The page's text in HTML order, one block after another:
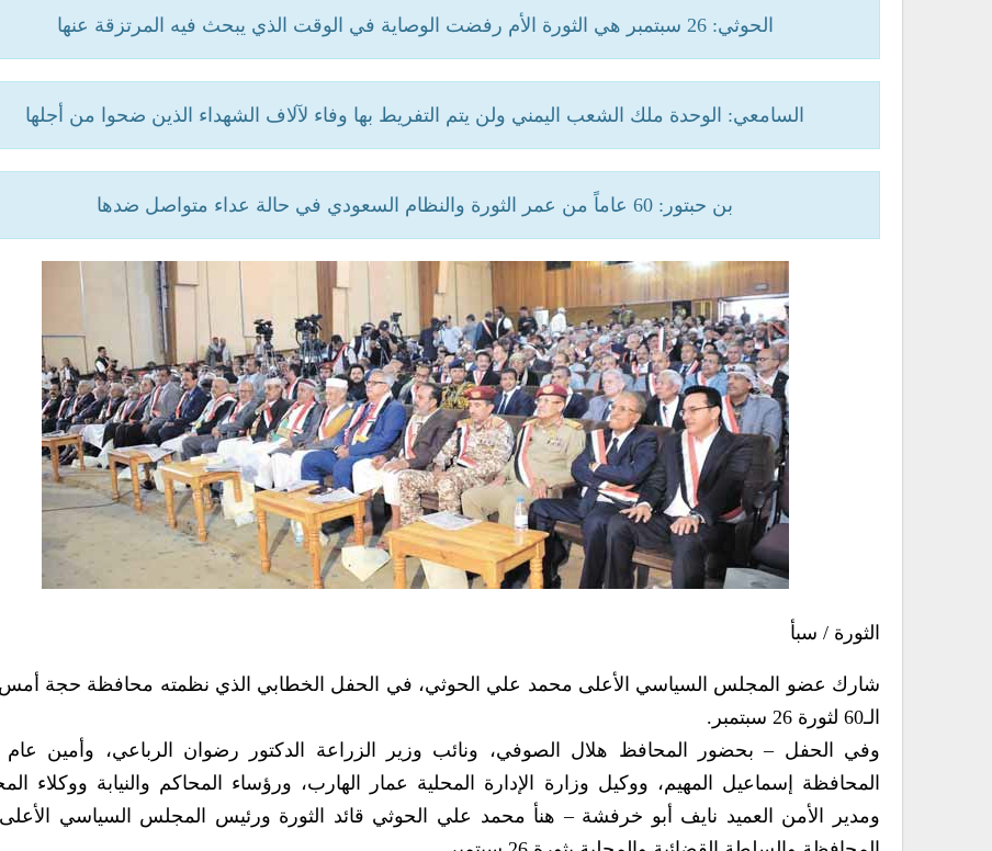
الحوثي: 26 سبتمبر هي الثورة الأم رفضت الوصاية في الوقت الذي يبحث فيه المرتزقة عنها
السامعي: الوحدة ملك الشعب اليمني ولن يتم التفريط بها وفاء لآلاف الشهداء الذين ضحوا من أجلها
بن حبتور: 60 عاماً من عمر الثورة والنظام السعودي في حالة عداء متواصل ضدها
الثورة / سبأ
شارك عضو المجلس السياسي الأعلى محمد علي الحوثي، في الحفل الخطابي الذي نظمته محافظة حجة أمس
الـ60 لثورة 26 سبتمبر.
وفي الحفل – بحضور المحافظ هلال الصوفي، ونائب وزير الزراعة الدكتور رضوان الرباعي، وأمين
المحافظة إسماعيل المهيم، ووكيل وزارة الإدارة المحلية عمار الهارب، ورؤساء المحاكم والنيابة ووكلاء
ومدير الأمن العميد نايف أبو خرفشة – هنأ محمد علي الحوثي قائد الثورة ورئيس المجلس السياسي الأعلى